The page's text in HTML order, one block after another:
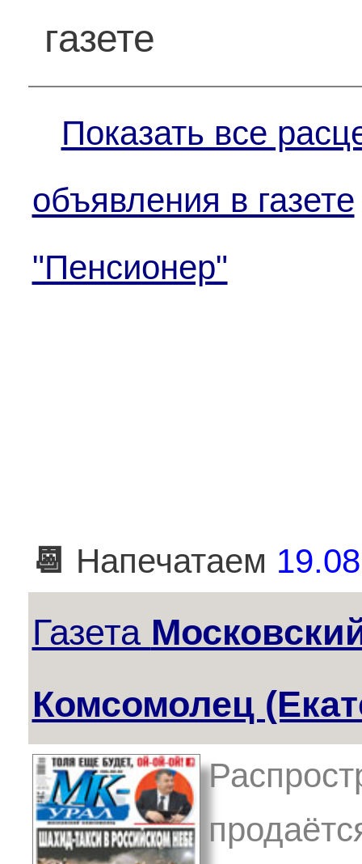
газете
Показать все
объявления в газете
"Пенсионер"
📆 Напечатаем
Газета
Комсомолец